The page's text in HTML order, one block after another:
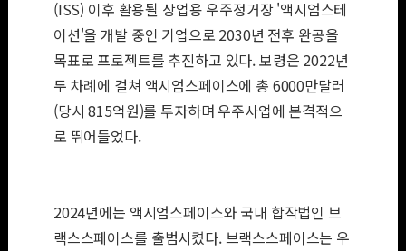
(ISS) 이후 활용될 상업용 우주정거장 '액시엄스테
이션'을 개발 중인 기업으로 2030년 전후 완공을
목표로 프로젝트를 추진하고 있다. 보령은 2022년
두 차례에 걸쳐 액시엄스페이스에 총 6000만달러
(당시 815억원)를 투자하며 우주사업에 본격적으
로 뛰어들었다.
2024년에는 액시엄스페이스와 국내 합작법인 브
랙스스페이스를 출범시켰다. 브랙스스페이스는 우